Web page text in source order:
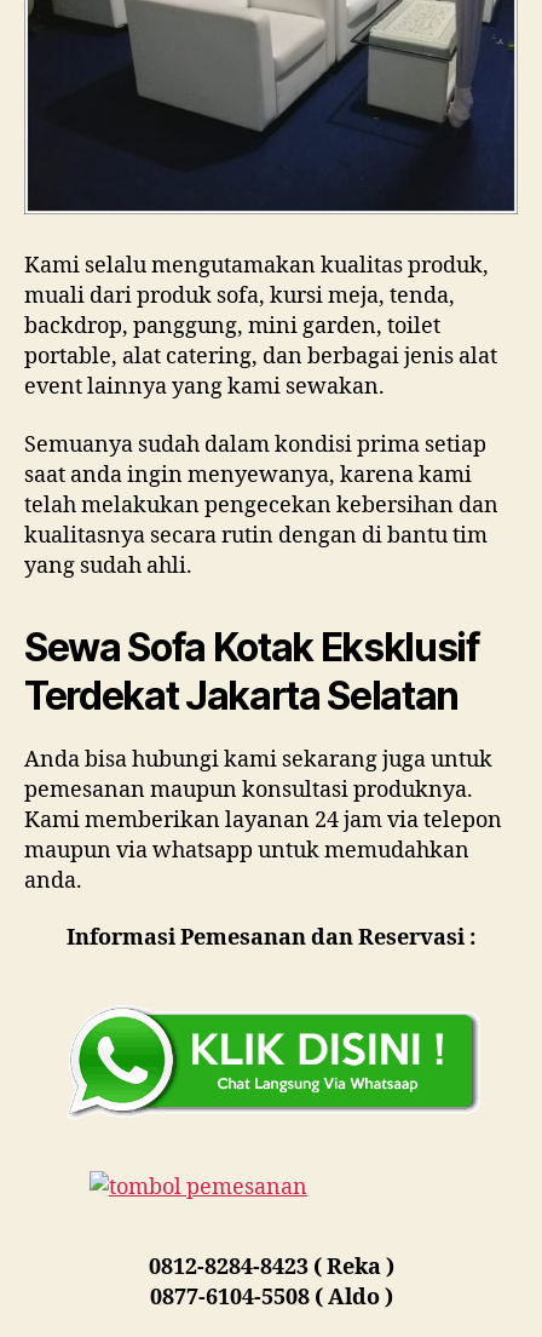
Kami selalu mengutamakan kualitas produk,
muali dari produk sofa, kursi meja, tenda,
backdrop, panggung, mini garden, toilet
portable, alat catering, dan berbagai jenis alat
event lainnya yang kami sewakan.
Semuanya sudah dalam kondisi prima setiap
saat anda ingin menyewanya, karena kami
telah melakukan pengecekan kebersihan dan
kualitasnya secara rutin dengan di bantu tim
yang sudah ahli.
Sewa Sofa Kotak Eksklusif
Terdekat Jakarta Selatan
Anda bisa hubungi kami sekarang juga untuk
pemesanan maupun konsultasi produknya.
Kami memberikan layanan 24 jam via telepon
maupun via whatsapp untuk memudahkan
anda.
Informasi Pemesanan dan Reservasi :
0812-8284-8423 ( Reka )
0877-6104-5508 ( Aldo )